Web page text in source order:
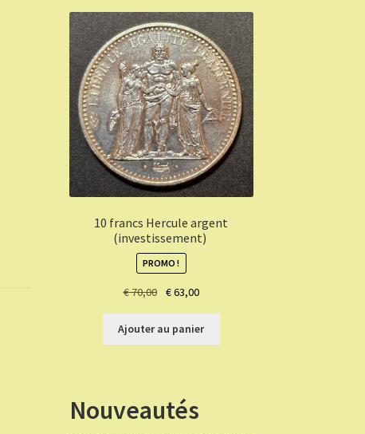
10 francs Hercule argent
(investissement)
PROMO !
€70,00
Le
initial
était :
€63,00Le
actuel
est :
Ajouter au panier
Nouveautés